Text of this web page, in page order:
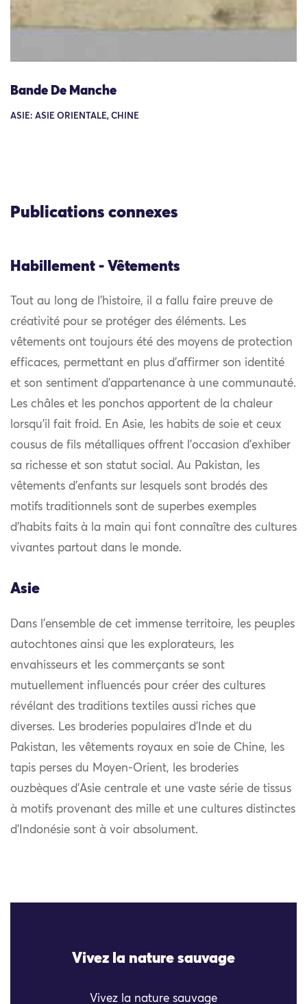
Bande De Manche
ASIE: ASIE ORIENTALE, CHINE
Publications connexes
Habillement - Vêtements
Tout au long de l’histoire, il a fallu faire preuve de
créativité pour se protéger des éléments. Les
vêtements ont toujours été des moyens de protection
efficaces, permettant en plus d’affirmer son identité
et son sentiment d’appartenance à une communauté.
Les châles et les ponchos apportent de la chaleur
lorsqu’il fait froid. En Asie, les habits de soie et ceux
cousus de fils métalliques offrent l’occasion d’exhiber
sa richesse et son statut social. Au Pakistan, les
vêtements d’enfants sur lesquels sont brodés des
motifs traditionnels sont de superbes exemples
d’habits faits à la main qui font connaître des cultures
vivantes partout dans le monde.
Asie
Dans l’ensemble de cet immense territoire, les peuples
autochtones ainsi que les explorateurs, les
envahisseurs et les commerçants se sont
mutuellement influencés pour créer des cultures
révélant des traditions textiles aussi riches que
diverses. Les broderies populaires d’Inde et du
Pakistan, les vêtements royaux en soie de Chine, les
tapis perses du Moyen-Orient, les broderies
ouzbèques d’Asie centrale et une vaste série de tissus
à motifs provenant des mille et une cultures distinctes
d’Indonésie sont à voir absolument.
Vivez la nature sauvage
Vivez la nature sauvage